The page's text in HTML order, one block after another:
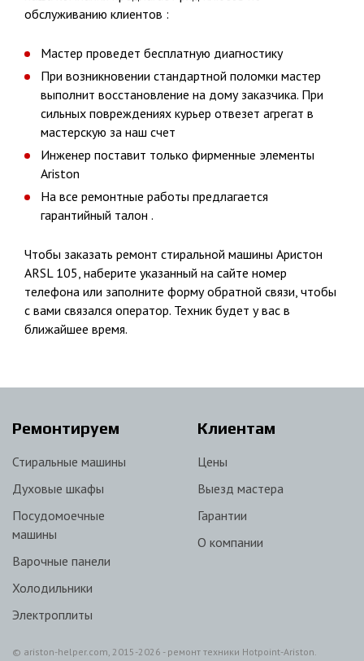
обслуживанию клиентов :
Мастер проведет бесплатную диагностику
При возникновении стандартной поломки мастер
выполнит восстановление на дому заказчика. При
сильных повреждениях курьер отвезет агрегат в
мастерскую за наш счет
Инженер поставит только фирменные элементы
Ariston
На все ремонтные работы предлагается
гарантийный талон .
Чтобы заказать ремонт стиральной машины Аристон
ARSL 105, наберите указанный на сайте номер
телефона или заполните форму обратной связи, чтобы
с вами связался оператор. Техник будет у вас в
ближайшее время.
Ремонтируем
Стиральные машины
Духовые шкафы
Посудомоечные
машины
Варочные панели
Холодильники
Электроплиты
Клиентам
Цены
Выезд мастера
Гарантии
О компании
© ariston-helper.com, 2015-2026 - ремонт техники Hotpoint-Ariston.